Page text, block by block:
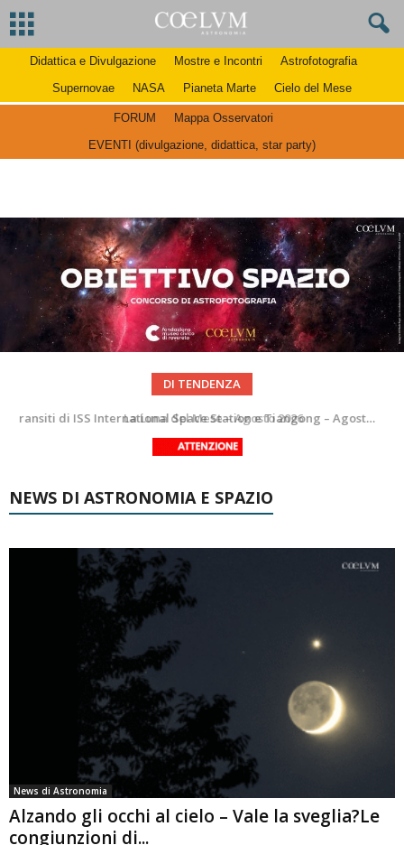
Didattica e Divulgazione Mostre e Incontri
Astrofotografia
Supernovae
NASA Pianeta Marte Cielo del Mese
FORUM
Mappa Osservatori
EVENTI (divulgazione, didattica, star party)
DI TENDENZA
La Luna del Mese – Agosto 2026
Le costellazioni di Agosto 2026: Delfino
NEWS DI ASTRONOMIA E SPAZIO
News di Astronomia
Alzando gli occhi al cielo – Vale la sveglia?Le
congiunzioni di...